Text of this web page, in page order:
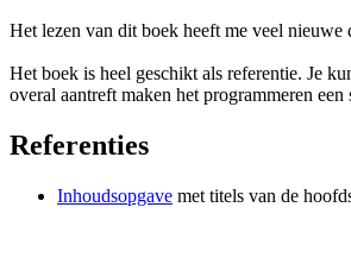
Het lezen van dit boek heeft me veel nieuwe
Het boek is heel geschikt als referentie. Je
overal aantreft maken het programmeren
Referenties
Inhoudsopgave met titels van de